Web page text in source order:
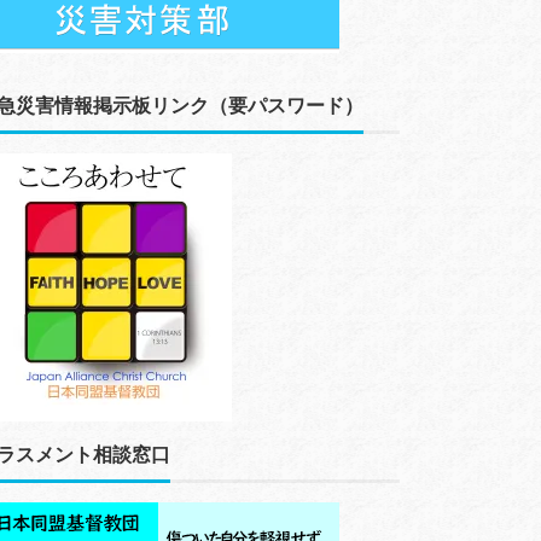
災害情報掲示板リンク（要パスワード）
スメント相談窓口